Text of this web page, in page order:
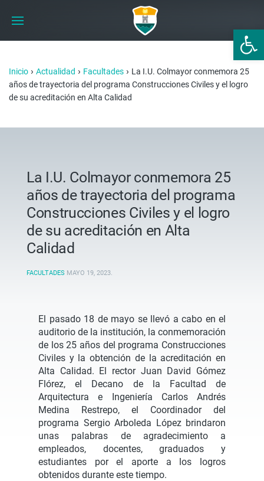
Abrir
Inicio › Actualidad › Facultades › La I.U. Colmayor conmemora 25
años de trayectoria del programa Construcciones Civiles y el logro
de su acreditación en Alta Calidad
La I.U. Colmayor conmemora 25
años de trayectoria del programa
Construcciones Civiles y el logro
de su acreditación en Alta
Calidad
FACULTADES MAYO 19, 2023.
El pasado 18 de mayo se llevó a cabo en el
auditorio de la institución, la conmemoración
de los 25 años del programa Construcciones
Civiles y la obtención de la acreditación en
Alta Calidad. El rector Juan David Gómez
Flórez, el Decano de la Facultad de
Arquitectura e Ingeniería Carlos Andrés
Medina Restrepo, el Coordinador del
programa Sergio Arboleda López brindaron
unas palabras de agradecimiento a
empleados, docentes, graduados y
estudiantes por el aporte a los logros
obtenidos durante este tiempo.